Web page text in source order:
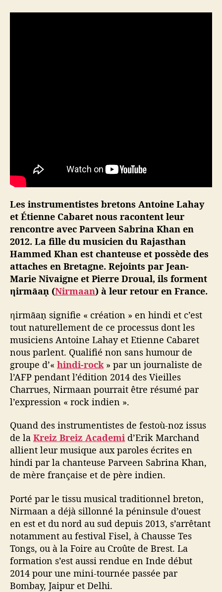
n
n
Les instrumentistes bretons Antoine Lahay
et Étienne Cabaret nous racontent leur
rencontre avec Parveen Sabrina Khan en
2012. La fille du musicien du Rajasthan
Hammed Khan est chanteuse et possède des
attaches en Bretagne. Rejoints par Jean-
Marie Nivaigne et Pierre Droual, ils forment
ηirmāaṇ (Nirmaan) à leur retour en France.
ηirmāaṇ signifie « création » en hindi et c’est
tout naturellement de ce processus dont les
musiciens Antoine Lahay et Etienne Cabaret
nous parlent. Qualifié non sans humour de
groupe d’« hindi-rock» par un journaliste de
l’AFP pendant l’édition 2014 des Vieilles
Charrues, Nirmaan pourrait être résumé par
l’expression « rock indien ».
Quand des instrumentistes de festoù-noz issus
de la Kreiz Breiz Academi d’Erik Marchand
allient leur musique aux paroles écrites en
hindi par la chanteuse Parveen Sabrina Khan,
de mère française et de père indien.
Porté par le tissu musical traditionnel breton,
Nirmaan a déjà sillonné la péninsule d’ouest
en est et du nord au sud depuis 2013, s’arrêtant
notamment au festival Fisel, à Chausse Tes
Tongs, ou à la Foire au Croûte de Brest. La
formation s’est aussi rendue en Inde début
2014 pour une mini-tournée passée par
Bombay, Jaipur et Delhi.